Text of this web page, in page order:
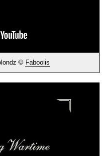
© Faboolis